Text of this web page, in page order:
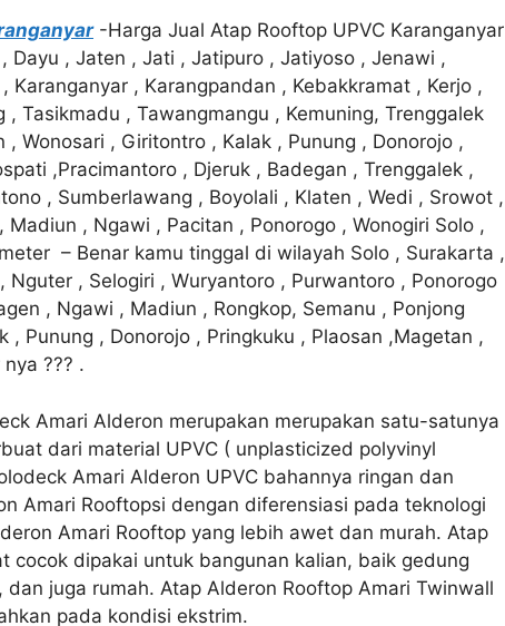
-Harga Jual Atap Rooftop UPVC Karanganyar
Dayu , Jaten , Jati , Jatipuro , Jatiyoso , Jenawi ,
Karanganyar , Karangpandan , Kebakkramat , Kerjo ,
Tasikmadu , Tawangmangu , Kemuning, Trenggalek
, Wonosari , Giritontro , Kalak , Punung , Donorojo ,
,Pracimantoro , Djeruk , Badegan , Trenggalek ,
, Sumberlawang , Boyolali , Klaten , Wedi , Srowot ,
, Ngawi , Pacitan , Ponorogo , Wonogiri Solo ,
– Benar kamu tinggal di wilayah Solo , Surakarta ,
Nguter , Selogiri , Wuryantoro , Purwantoro , Ponorogo
, Ngawi , Madiun , Rongkop, Semanu , Ponjong
, Punung , Donorojo , Pringkuku , Plaosan ,Magetan ,
??? .
Amari Alderon merupakan merupakan satu-satunya
dari material UPVC ( unplasticized polyvinyl
Amari Alderon UPVC bahannya ringan dan
Amari Rooftopsi dengan diferensiasi pada teknologi
Amari Rooftop yang lebih awet dan murah. Atap
cocok dipakai untuk bangunan kalian, baik gedung
juga rumah. Atap Alderon Rooftop Amari Twinwall
pada kondisi ekstrim.